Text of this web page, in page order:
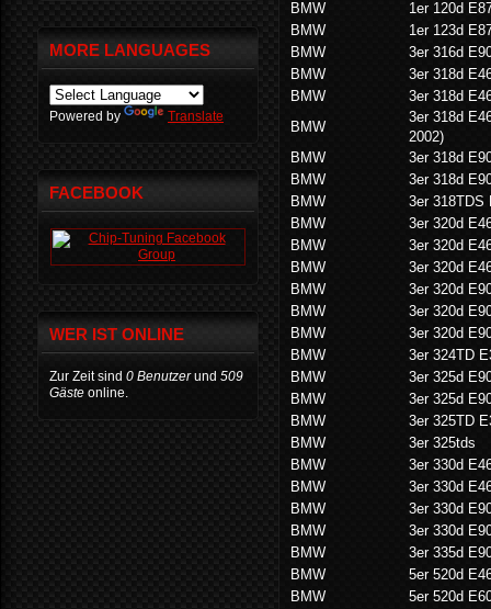
BMW
1er 120d
BMW
1er 123d
BMW
3er 316d
BMW
3er 318d
BMW
3er 318d
BMW
3er 318d
2002)
BMW
3er 318d
BMW
3er 318d
BMW
3er 318TDS
BMW
3er 320d
BMW
3er 320d
BMW
3er 320d
BMW
3er 320d
BMW
3er 320d
BMW
3er 320d
BMW
3er 324TD
BMW
3er 325d
BMW
3er 325d
BMW
3er 325TD
BMW
3er 325tds
BMW
3er 330d
BMW
3er 330d
BMW
3er 330d
BMW
3er 330d
BMW
3er 335d
BMW
5er 520d
BMW
5er 520d
MORE LANGUAGES
Powered by Translate
FACEBOOK
WER IST ONLINE
Zur Zeit sind 0 Benutzerund 509
Gäste online.